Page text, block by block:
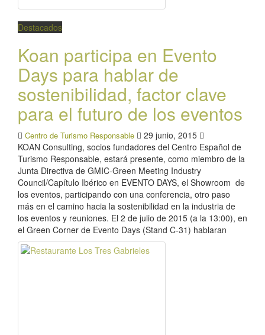
Destacados
Koan participa en Evento
Days para hablar de
sostenibilidad, factor clave
para el futuro de los eventos
Centro de Turismo Responsable
29 junio, 2015
KOAN Consulting, socios fundadores del Centro Español de
Turismo Responsable, estará presente, como miembro de la
Junta Directiva de GMIC-Green Meeting Industry
Council/Capítulo Ibérico en EVENTO DAYS, el Showroom de
los eventos, participando con una conferencia, otro paso
más en el camino hacia la sostenibilidad en la industria de
los eventos y reuniones. El 2 de julio de 2015 (a la 13:00), en
el Green Corner de Evento Days (Stand C-31) hablaran